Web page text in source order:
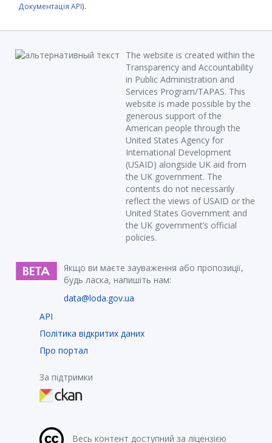
Документація API).
The website is created within the
Transparency and Accountability
in Public Administration and
Services Program/TAPAS. This
website is made possible by the
generous support of the
American people through the
United States Agency for
International Development
(USAID) alongside UK aid from
the UK government. The
contents do not necessarily
reflect the views of USAID or the
United States Government and
the UK government’s official
policies.
Якщо ви маєте зауваження або пропозиції,
будь ласка, напишіть нам:
data@loda.gov.ua
API
Політика відкритих даних
Про портал
За підтримки
Весь контент доступний за ліцензією